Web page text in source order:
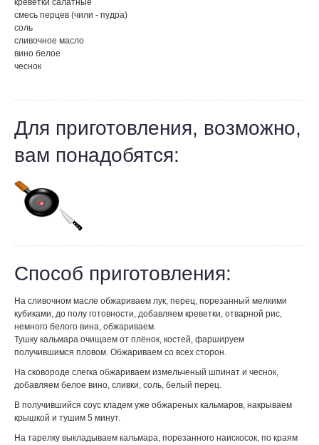
креветки салатные
смесь перцев (чили - пудра)
соль
сливочное масло
вино белое
чеснок
Для приготовления, возможно,
вам понадобятся:
Способ приготовления:
На сливочном масле обжариваем лук, перец, порезанный мелкими
кубиками, до полу готовности, добавляем креветки, отварной рис,
немного белого вина, обжариваем.
Тушку кальмара очищаем от плёнок, костей, фаршируем
получившимся пловом. Обжариваем со всех сторон.
На сковороде слегка обжариваем измельченый шпинат и чеснок,
добавляем белое вино, сливки, соль, белый перец.
В получившийся соус кладем уже обжареных кальмаров, накрываем
крышкой и тушим 5 минут.
На тарелку выкладываем кальмара, порезанного наискосок, по краям